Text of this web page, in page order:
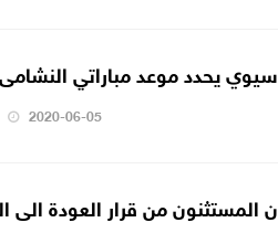
يحدد موعد مباراتي
2020-06-05
من قرار العودة الى